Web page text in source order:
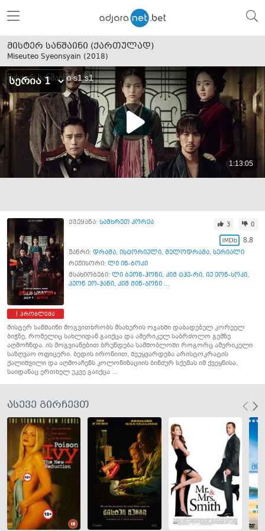
მისტერ სანშაინი (ქართულად)
Miseuteo Syeonsyain (2018)
პრობლემა
ქვეყანა: სამხრეთ კორეა 3 0
8.8
ჟანრი: დრამა, ისტორიული, მელოდრამა, სერიალი
რეჟისორი: ლი ინ-ბოკი
მსახიობები: ლი ბეონ-ჰონი, კიმ ტჰე-რი, იუ ეონ-სოკი,
პეონ ეო-ჰანი, კიმ მინ-ჯონი ...
მისტერ სანშაინი მოგვითხრობს მსახურის ოჯახში დაბადებულ კორეელ
ბიჭზე, რომელიც სახლიდან გაიქცა და ამერიკულ საბრძოლო გემზე
აღმოჩნდა. ის მოგვიანებით ბრუნდება სამშობლოში როგორც ამერიკელი
საზღვაო ოფიცერი. ბედის ირონიით, შეუყვარდება არისტოკრატის
ქალიშვილი და აღმოაჩენს კოლონიზაციის ბინძურ სქემას იმ ქვეყნისა,
საიდანაც ერთხელ უკვე გაიქცა ...
ასევე გირჩევთ